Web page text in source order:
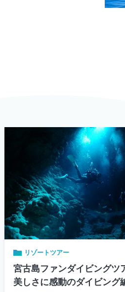
リゾートツアー
宮古島ファンダイビング
美しさに感動のダイビング